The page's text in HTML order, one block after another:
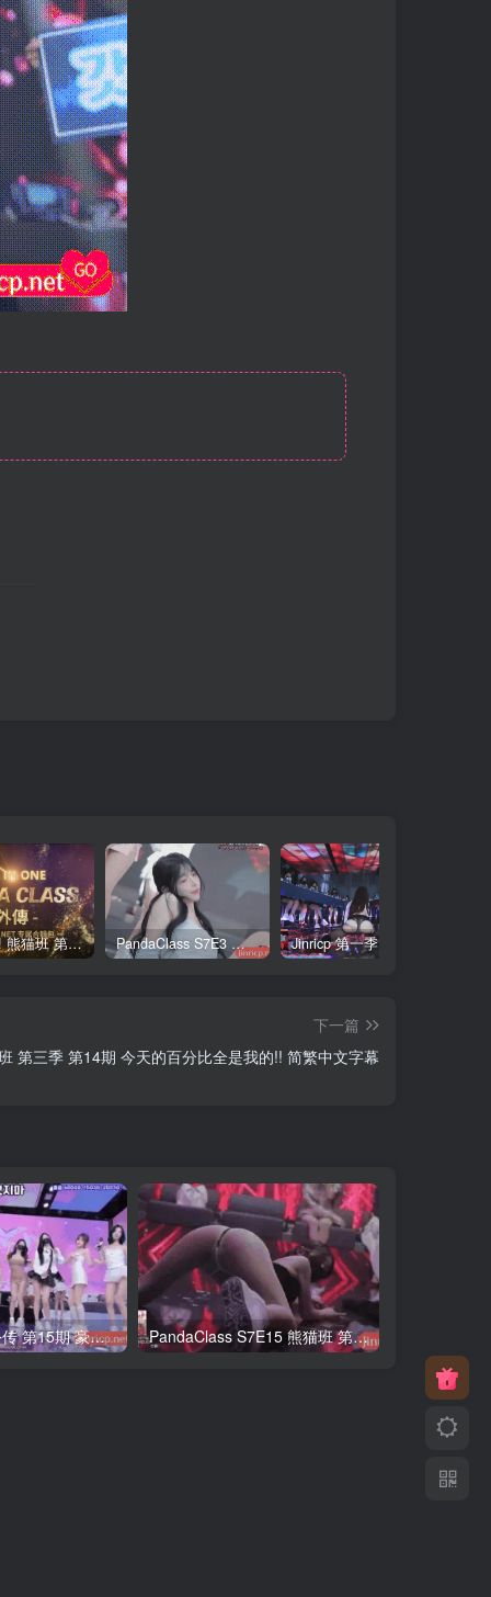
全网最全! 熊猫班 第6季 外传 SpinOff 全集 All in one 合集版 中英韩简繁字幕外挂版 PandaClass S7E3 熊猫班 第7季 第3期 二十一点日 中英韩简繁字幕
下一篇
第三季 第14期 今天的百分比全是我的!! 简繁中文字幕
熊猫班第6季 外传 第15期 豪礼日&完结 中英韩简繁字幕 PandaClass S7E15 熊猫班 第7季 第15期 俄罗斯轮盘 中英韩简繁字幕